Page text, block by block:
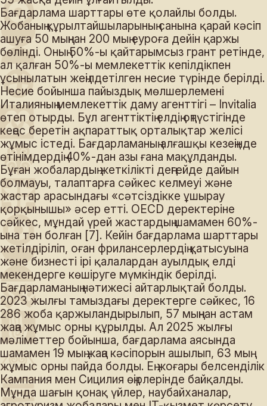
Бағдарлама шарттары өте қолайлы болды.
Жобаның құрылтайшыларының санына қарай кәсіп
ашуға 50 мыңнан 200 мың еуроға дейін қаржы
бөлінді. Оның 50%-ы қайтарымсыз грант ретінде,
ал қалған 50%-ы мемлекеттік кепілдікпен
ұсынылатын жеңілдетілген несие түрінде берілді.
Несие бойынша пайыздық мөлшерлемені
Италияның мемлекеттік даму агенттігі – Invitalia
өтеп отырды. Бұл агенттіктің елдің оңтүстігінде
кеңес беретін ақпараттық орталықтар желісі
жұмыс істеді. Бағдарламаның алғашқы кезеңінде
өтінімдердің 40%-дан азы ғана мақұлданды.
Бұған жобалардың жеткілікті деңгейде дайын
болмауы, талаптарға сәйкес келмеуі және
жастар арасындағы «сәтсіздікке ұшырау
қорқынышы» әсер етті. OECD деректеріне
сәйкес, мұндай үрей жастардың шамамен 60%-
ына тән болған [7]. Кейін бағдарлама шарттары
жетілдіріліп, оған фрилансерлердің қатысуына
және бизнесті ірі қалалардан ауылдық елді
мекендерге көшіруге мүмкіндік берілді.
Бағдарламаның нәтижесі айтарлықтай болды.
2023 жылғы тамыздағы деректерге сәйкес, 16
286 жоба қаржыландырылып, 57 мыңнан астам
жаңа жұмыс орны құрылды. Ал 2025 жылғы
мәліметтер бойынша, бағдарлама аясында
шамамен 19 мың жаңа кәсіпорын ашылып, 63 мың
жұмыс орны пайда болды. Ең жоғары белсенділік
Кампания мен Сицилия өңірлерінде байқалды.
Мұнда шағын қонақ үйлер, наубайханалар,